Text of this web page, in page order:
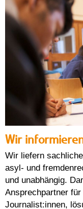
Wir
Wir liefern
asyl- und
und unabhängig.
Ansprechpartner
Journalist:innen,